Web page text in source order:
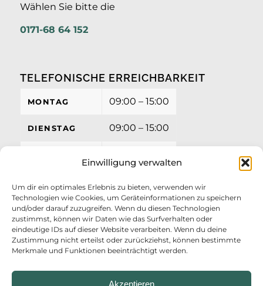
Einwilligung verwalten
Um dir ein optimales Erlebnis zu bieten, verwenden wir
Technologien wie Cookies, um Geräteinformationen zu speichern
und/oder darauf zuzugreifen. Wenn du diesen Technologien
zustimmst, können wir Daten wie das Surfverhalten oder
eindeutige IDs auf dieser Website verarbeiten. Wenn du deine
Zustimmung nicht erteilst oder zurückziehst, können bestimmte
Merkmale und Funktionen beeinträchtigt werden.
Akzeptieren
Wählen Sie bitte die
0171-68 64 152
TELEFONISCHE ERREICHBARKEIT
MONTAG 09:00 – 15:00
DIENSTAG 09:00 – 15:00
FREITAG 09:00 – 12:00